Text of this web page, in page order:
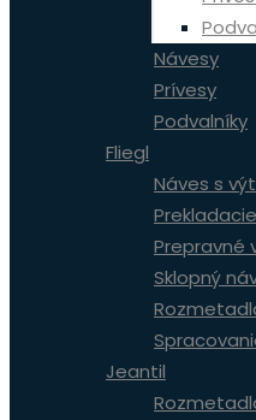
Návesy
Prívesy
Podvalníky
Fliegl
Náves s
Prepravné
Sklopný
Jeantil